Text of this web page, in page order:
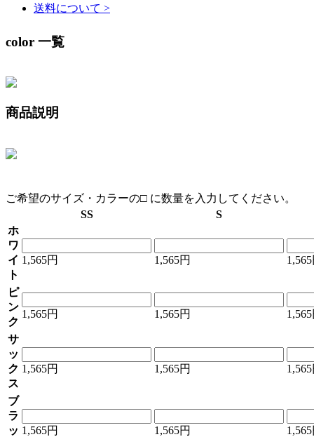
送料について >
color 一覧
商品説明
ご希望のサイズ・カラーの□ に数量を入力してください。
SS
S
ホ
ワ
イ
ト
1,565円 1,565円
ピ
ン
ク
1,565円 1,565円
サ
ッ
ク
ス
1,565円 1,565円
ブ
ラ
ッ 1,565円 1,565円